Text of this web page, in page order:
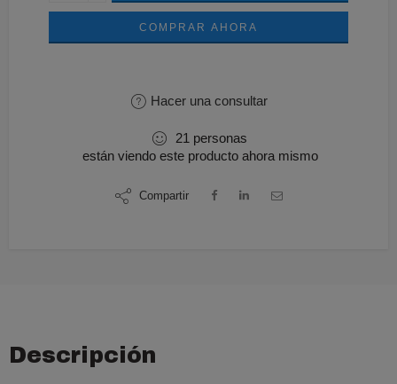
COMPRAR AHORA
Hacer una consultar
21 personas
están viendo este producto ahora mismo
Compartir
Descripción